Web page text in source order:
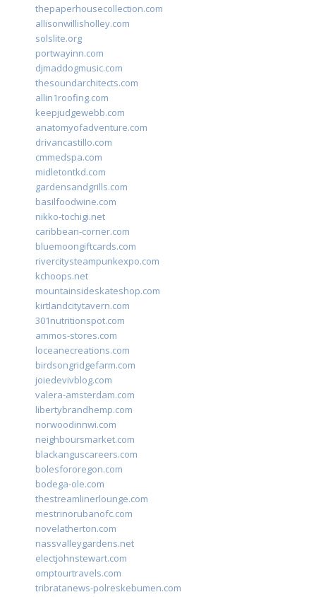
thepaperhousecollection.com
allisonwillisholley.com
solslite.org
portwayinn.com
djmaddogmusic.com
thesoundarchitects.com
allin1roofing.com
keepjudgewebb.com
anatomyofadventure.com
drivancastillo.com
cmmedspa.com
midletontkd.com
gardensandgrills.com
basilfoodwine.com
nikko-tochigi.net
caribbean-corner.com
bluemoongiftcards.com
rivercitysteampunkexpo.com
kchoops.net
mountainsideskateshop.com
kirtlandcitytavern.com
301nutritionspot.com
ammos-stores.com
loceanecreations.com
birdsongridgefarm.com
joiedevivblog.com
valera-amsterdam.com
libertybrandhemp.com
norwoodinnwi.com
neighboursmarket.com
blackanguscareers.com
bolesfororegon.com
bodega-ole.com
thestreamlinerlounge.com
mestrinorubanofc.com
novelatherton.com
nassvalleygardens.net
electjohnstewart.com
omptourtravels.com
tribratanews-polreskebumen.com